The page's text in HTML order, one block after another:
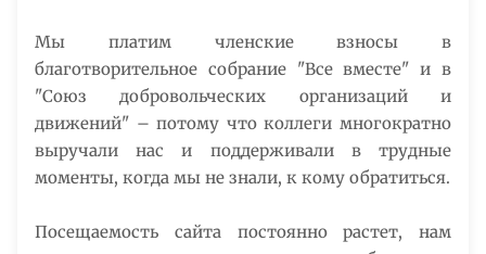
Мы платим членские взносы в
благотворительное собрание "Все вместе" и в
"Союз добровольческих организаций и
движений" – потому что коллеги многократно
выручали нас и поддерживали в трудные
моменты, когда мы не знали, к кому обратиться.
Посещаемость сайта постоянно растет, нам